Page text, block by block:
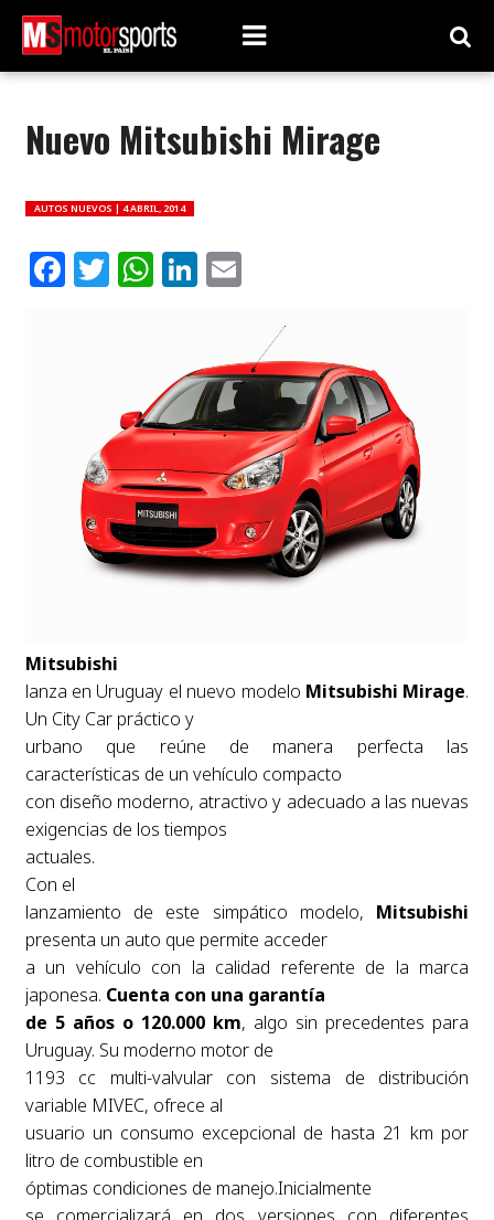
Nuevo Mitsubishi Mirage
AUTOS NUEVOS | 4 ABRIL, 2014
Facebook
Twitter
WhatsApp
LinkedIn
Email
Mitsubishi
lanza en Uruguay el nuevo modelo Mitsubishi Mirage.
Un City Car práctico y
urbano que reúne de manera perfecta las
características de un vehículo compacto
con diseño moderno, atractivo y adecuado a las nuevas
exigencias de los tiempos
actuales.
Con el
lanzamiento de este simpático modelo, Mitsubishi
presenta un auto que permite acceder
a un vehículo con la calidad referente de la marca
japonesa. Cuenta con una garantía
de 5 años o 120.000 km, algo sin precedentes para
Uruguay. Su moderno motor de
1193 cc multi-valvular con sistema de distribución
variable MIVEC, ofrece al
usuario un consumo excepcional de hasta 21 km por
litro de combustible en
óptimas condiciones de manejo.Inicialmente